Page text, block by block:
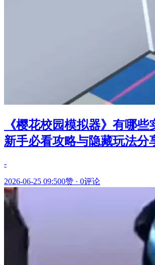
《樱花校园模拟器》有哪些
新手必看攻略与隐藏玩法分
-
2026-06-25 09:500赞 · 0评论